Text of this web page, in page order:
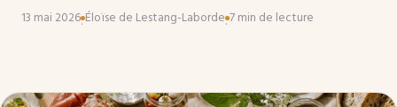
13 mai 2026·Éloïse de Lestang-Laborde·7 min de lecture